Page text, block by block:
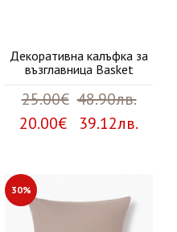
Декоративна калъфка за
възглавница Basket
25.00€ 48.90лв.
20.00€ 39.12лв.
30%